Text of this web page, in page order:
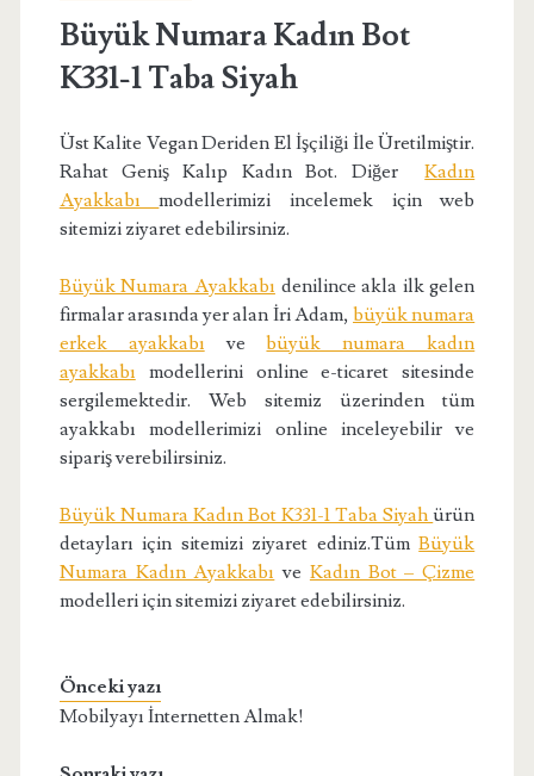
Büyük Numara Kadın Bot
K331-1 Taba Siyah
Üst Kalite Vegan Deriden El İşçiliği İle Üretilmiştir.
Rahat Geniş Kalıp Kadın Bot. DiğerKadın
Ayakkabımodellerimizi incelemek için web
sitemizi ziyaret edebilirsiniz.
Büyük Numara Ayakkabı denilince akla ilk gelen
firmalar arasında yer alan İri Adam,büyük numara
erkek ayakkabı vebüyük numara kadın
ayakkabı modellerini online e-ticaret sitesinde
sergilemektedir. Web sitemiz üzerinden tüm
ayakkabı modellerimizi online inceleyebilir ve
sipariş verebilirsiniz.
Büyük Numara Kadın Bot K331-1 Taba Siyahürün
detayları için sitemizi ziyaret ediniz.TümBüyük
Numara Kadın Ayakkabı ve Kadın Bot – Çizme
modelleri için sitemizi ziyaret edebilirsiniz.
Önceki yazı
Mobilyayı İnternetten Almak!